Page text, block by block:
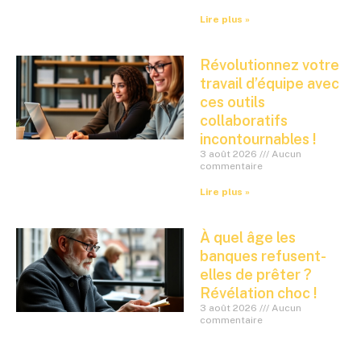
Lire plus »
Révolutionnez votre
travail d’équipe avec
ces outils
collaboratifs
incontournables !
3 août 2026
Aucun
commentaire
Lire plus »
À quel âge les
banques refusent-
elles de prêter ?
Révélation choc !
3 août 2026
Aucun
commentaire